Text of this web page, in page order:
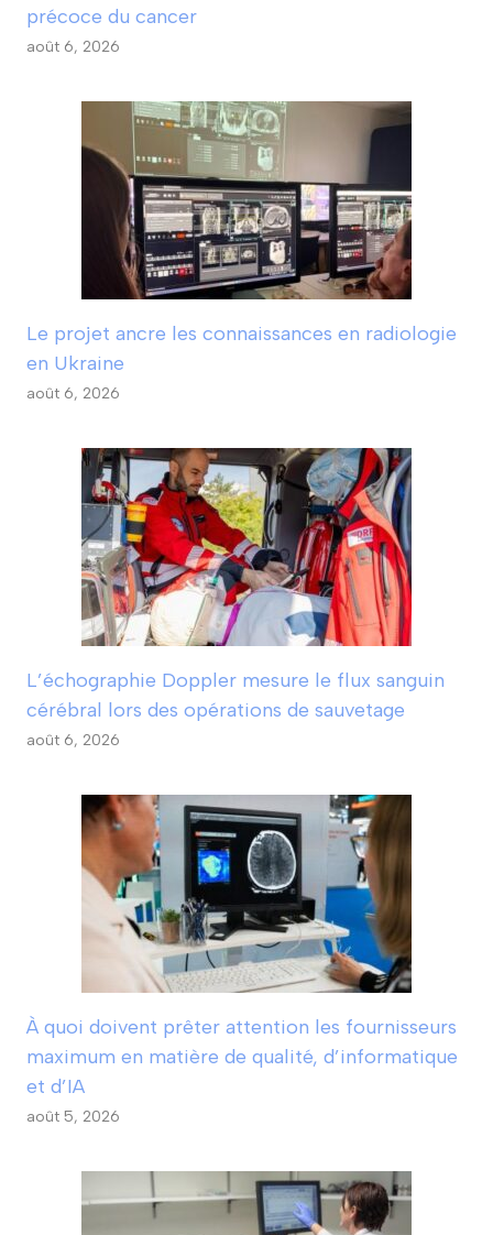
précoce du cancer
août 6, 2026
Le projet ancre les connaissances en radiologie
en Ukraine
août 6, 2026
L’échographie Doppler mesure le flux sanguin
cérébral lors des opérations de sauvetage
août 6, 2026
À quoi doivent prêter attention les fournisseurs
maximum en matière de qualité, d’informatique
et d’IA
août 5, 2026